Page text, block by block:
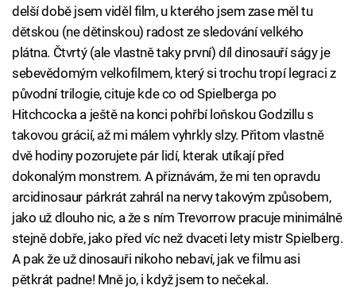
delší době jsem viděl film, u kterého jsem zase měl tu
dětskou (ne dětinskou) radost ze sledování velkého
plátna. Čtvrtý (ale vlastně taky první) díl dinosauří ságy je
sebevědomým velkofilmem, který si trochu tropí legraci z
původní trilogie, cituje kde co od Spielberga po
Hitchcocka a ještě na konci pohřbí loňskou Godzillu s
takovou grácií, až mi málem vyhrkly slzy. Přitom vlastně
dvě hodiny pozorujete pár lidí, kterak utíkají před
dokonalým monstrem. A přiznávám, že mi ten opravdu
arcidinosaur párkrát zahrál na nervy takovým způsobem,
jako už dlouho nic, a že s ním Trevorrow pracuje minimálně
stejně dobře, jako před víc než dvaceti lety mistr Spielberg.
A pak že už dinosauři nikoho nebaví, jak ve filmu asi
pětkrát padne! Mně jo, i když jsem to nečekal.